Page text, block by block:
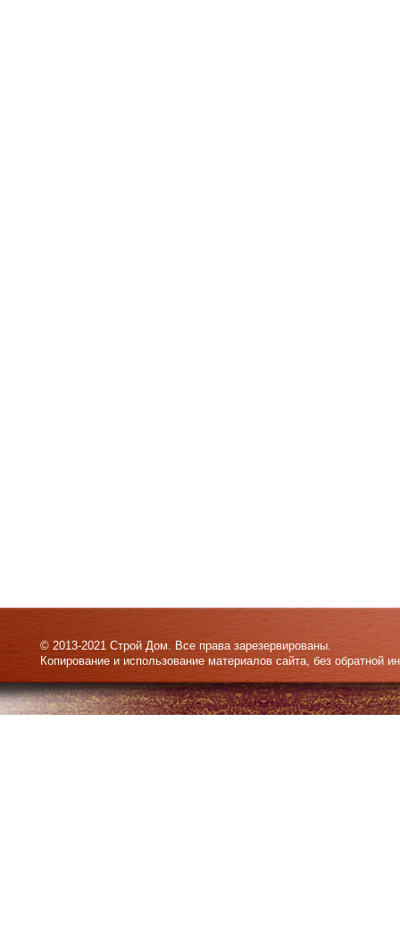
© 2013-2021 Строй Дом. Все права зарезервированы.
Копирование и использование материалов сайта, без обратной